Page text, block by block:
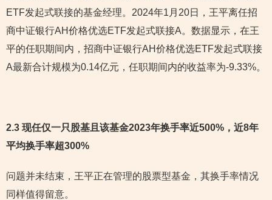
ETF发起式联接的基金经理。2024年1月20日，王平离任招
商中证银行AH价格优选ETF发起式联接A。数据显示，在王
平的任职期间内，招商中证银行AH价格优选ETF发起式联接
A最新合计规模为0.14亿元，任职期间内的收益率为-9.33%。
2.3 现任仅一只股基且该基金2023年换手率近500%，近8年
平均换手率超300%
问题并未结束，王平正在管理的股票型基金，其换手率情况
同样值得留意。